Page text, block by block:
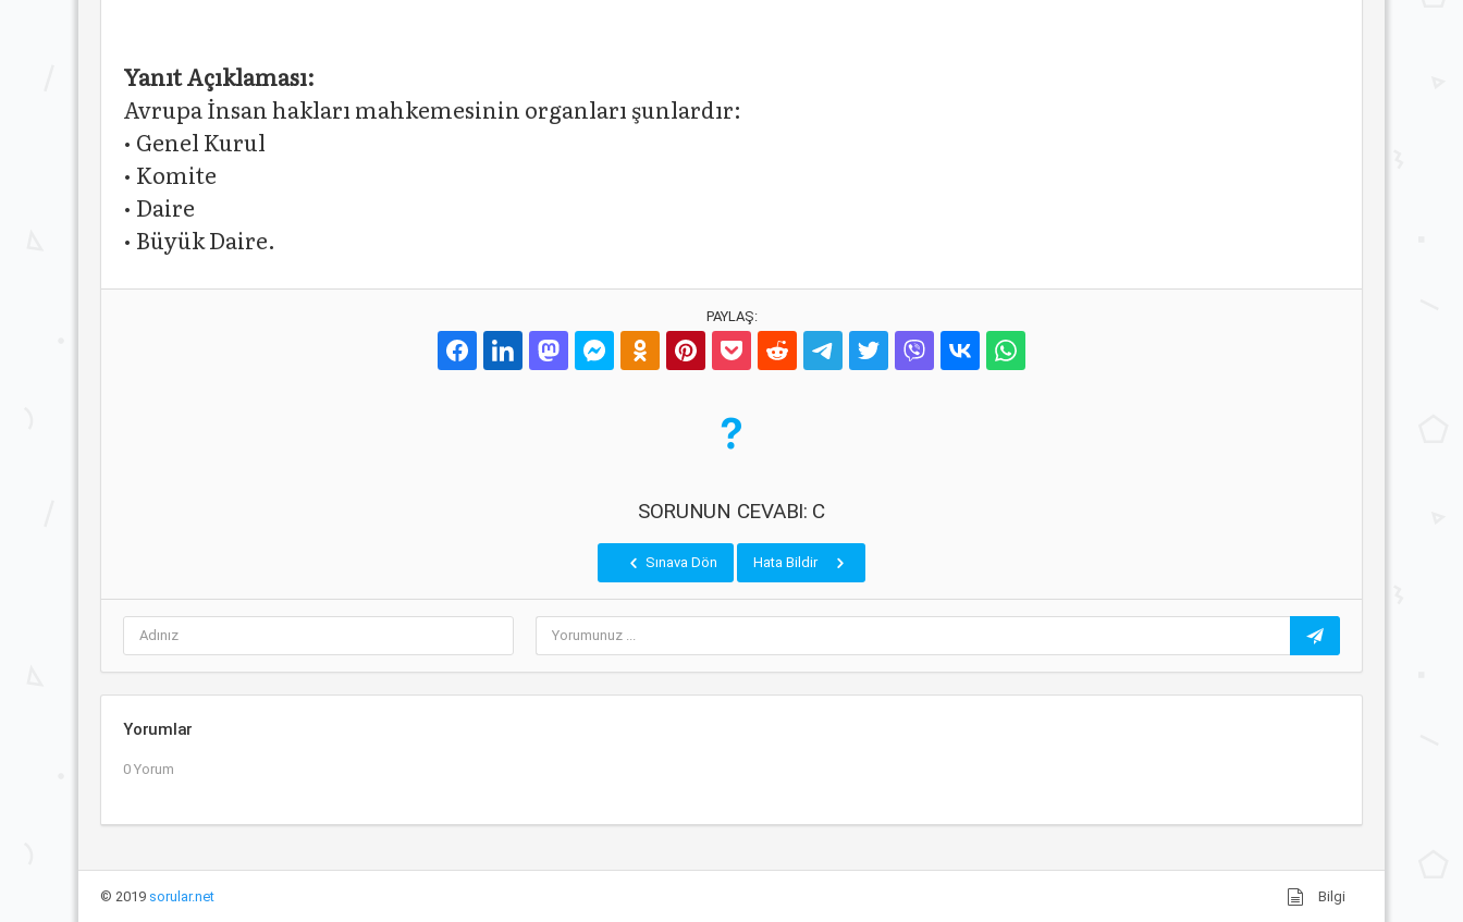
Yanıt Açıklaması:
Avrupa İnsan hakları mahkemesinin organları şunlardır:
• Genel Kurul
• Komite
• Daire
• Büyük Daire.
PAYLAŞ:
SORUNUN CEVABI: C
Sınava Dön Hata Bildir
Yorumlar
0 Yorum
© 2019 sorular.net Bilgi